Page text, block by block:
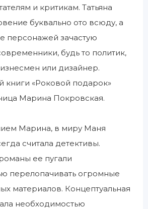
и критикам. Татьяна
буквально ото всюду, а
персонажей зачастую
будь то политик,
или дизайнер.
книги «Роковой подарок»
Марина Покровская.
Марина, в миру Маня
считала детективы.
ее пугали
перелопачивать огромные
материалов. Концептуальная
необходимостью